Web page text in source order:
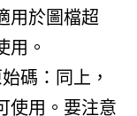
用於圖檔超
用。
碼：同上，
使用。要注意